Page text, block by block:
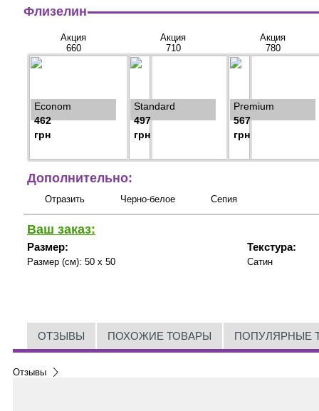
Флизелин
Акция
660
Econom
462
грн
Акция
710
Standard
497
грн
Акция
780
Premium
567
грн
Дополнительно:
Отразить Черно-белое Сепия
Ваш заказ:
Размер:
Размер (см): 50 x 50
Текстура:
Сатин
ОТЗЫВЫ ПОХОЖИЕ ТОВАРЫ ПОПУЛЯРНЫЕ
Отзывы